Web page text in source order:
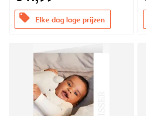
offers Elke dag lage prijzen